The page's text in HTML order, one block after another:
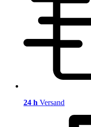
24 h Versand